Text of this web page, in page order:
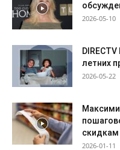
2026-05-10
летних
2026-05-22
скидкам
2026-01-11